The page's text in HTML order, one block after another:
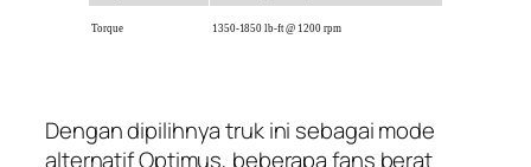
Torque 1350-1850 lb-ft @ 1200 rpm
Dengan dipilihnya truk ini sebagai mode
alternatif Optimus, beberapa fans berat